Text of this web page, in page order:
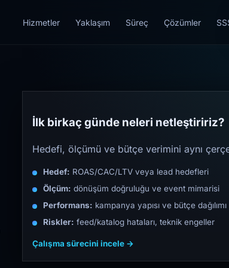
Hizmetler Yaklaşım Süreç Çözümler
İlk birkaç günde neleri netleştiririz?
Hedefi, ölçümü ve bütçe verimini aynı
Hedef: ROAS/CAC/LTV veya lead hedefleri
Ölçüm: dönüşüm doğruluğu ve event mimarisi
Performans: kampanya yapısı ve bütçe dağılımı
Riskler: feed/katalog hataları, teknik engeller
Çalışma sürecini incele →